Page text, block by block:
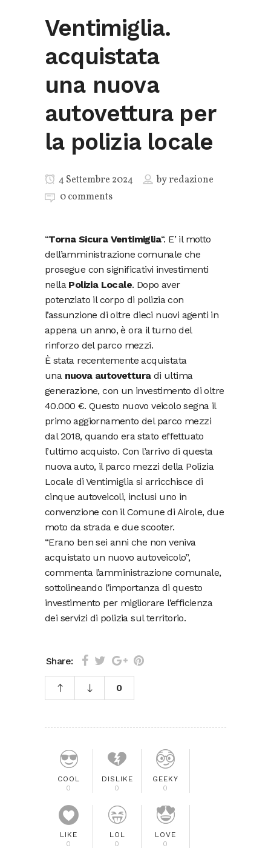
Ventimiglia.
acquistata
una nuova
autovettura per
la polizia locale
4 Settembre 2024 byredazione
0 comments
“Torna Sicura Ventimiglia“. E’ il motto
dell’amministrazione comunale che
prosegue con significativi investimenti
nellaPolizia Locale. Dopo aver
potenziato il corpo di polizia con
l’assunzione di oltre dieci nuovi agenti in
appena un anno, è ora il turno del
rinforzo del parco mezzi.
È stata recentemente acquistata
una nuova autovettura di ultima
generazione, con un investimento di oltre
40.000 €. Questo nuovo veicolo segna il
primo aggiornamento del parco mezzi
dal 2018, quando era stato effettuato
l’ultimo acquisto. Con l’arrivo di questa
nuova auto, il parco mezzi della Polizia
Locale di Ventimiglia si arricchisce di
cinque autoveicoli, inclusi uno in
convenzione con il Comune di Airole, due
moto da strada e due scooter.
“Erano ben sei anni che non veniva
acquistato un nuovo autoveicolo”,
commenta l’amministrazione comunale,
sottolineando l’importanza di questo
investimento per migliorare l’efficienza
dei servizi di polizia sul territorio.
Share:
0
COOL
0
DISLIKE
0
GEEKY
0
LIKE
0
LOL
0
LOVE
0